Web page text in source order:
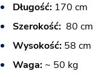
Długość: 170 cm
Szerokość: 80 cm
Wysokość: 58 cm
Waga: ~ 50 kg